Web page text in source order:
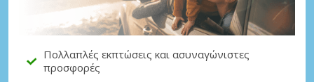
Πολλαπλές εκπτώσεις και ασυναγώνιστες
προσφορές